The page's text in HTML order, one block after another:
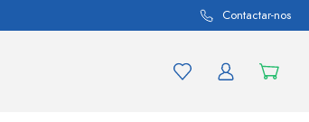
Contactar-nos